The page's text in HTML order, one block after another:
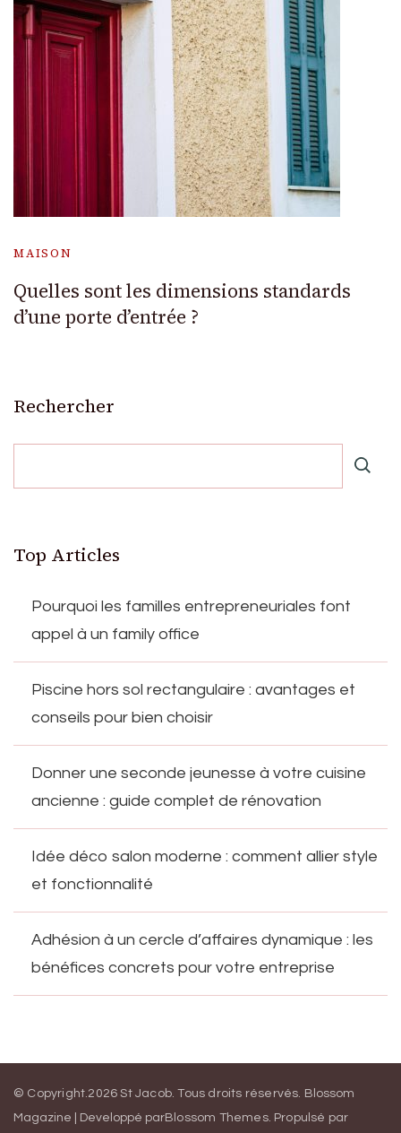
MAISON
Quelles sont les dimensions standards
d’une porte d’entrée ?
Rechercher
Top Articles
Pourquoi les familles entrepreneuriales font
appel à un family office
Piscine hors sol rectangulaire : avantages et
conseils pour bien choisir
Donner une seconde jeunesse à votre cuisine
ancienne : guide complet de rénovation
Idée déco salon moderne : comment allier style
et fonctionnalité
Adhésion à un cercle d’affaires dynamique : les
bénéfices concrets pour votre entreprise
© Copyright.2026St Jacob. Tous droits réservés. Blossom
Magazine | Developpé parBlossom Themes. Propulsé par